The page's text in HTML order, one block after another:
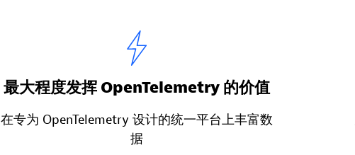
最大程度发挥 OpenTelemetry 的价值
在专为 OpenTelemetry 设计的统一平台上丰富数
据